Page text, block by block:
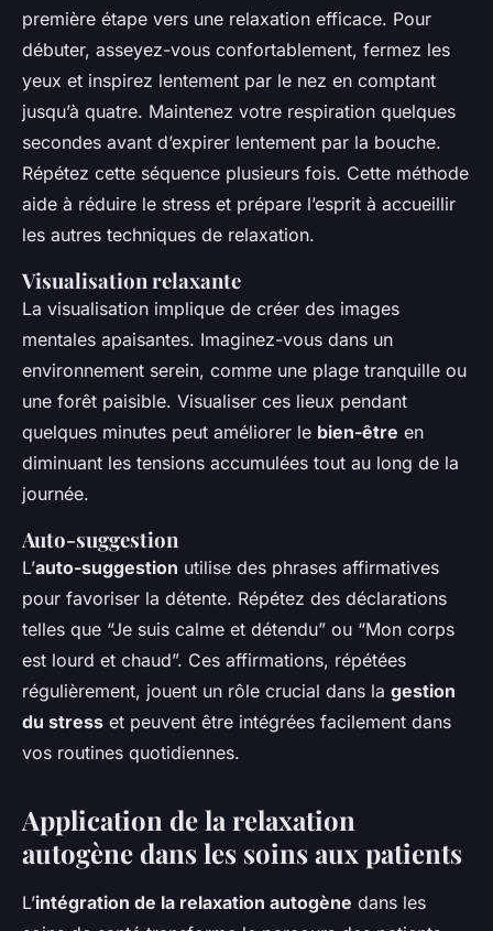
première étape vers une relaxation efficace. Pour
débuter, asseyez-vous confortablement, fermez les
yeux et inspirez lentement par le nez en comptant
jusqu’à quatre. Maintenez votre respiration quelques
secondes avant d’expirer lentement par la bouche.
Répétez cette séquence plusieurs fois. Cette méthode
aide à réduire le stress et prépare l’esprit à accueillir
les autres techniques de relaxation.
Visualisation relaxante
La visualisation implique de créer des images
mentales apaisantes. Imaginez-vous dans un
environnement serein, comme une plage tranquille ou
une forêt paisible. Visualiser ces lieux pendant
quelques minutes peut améliorer le bien-être en
diminuant les tensions accumulées tout au long de la
journée.
Auto-suggestion
L’auto-suggestion utilise des phrases affirmatives
pour favoriser la détente. Répétez des déclarations
telles que “Je suis calme et détendu” ou “Mon corps
est lourd et chaud”. Ces affirmations, répétées
régulièrement, jouent un rôle crucial dans la gestion
du stress et peuvent être intégrées facilement dans
vos routines quotidiennes.
Application de la relaxation
autogène dans les soins aux patients
L’intégration de la relaxation autogène dans les